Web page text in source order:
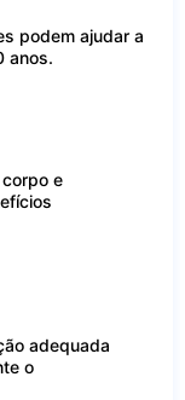
podem ajudar a
anos.
e
adequada
o